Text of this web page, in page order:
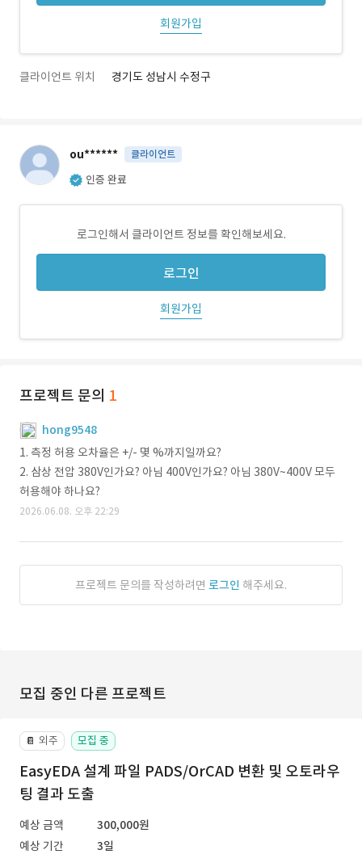
회원가입
클라이언트 위치 경기도 성남시 수정구
ou****** 클라이언트
인증 완료
로그인해서 클라이언트 정보를 확인해보세요.
로그인
회원가입
프로젝트 문의 1
hong9548
1. 측정 허용 오차율은 +/- 몇 %까지일까요?
2. 삼상 전압 380V인가요? 아님 400V인가요? 아님 380V~400V 모두
허용해야 하나요?
2026.06.08. 오후 22:29
프로젝트 문의를 작성하려면 로그인 해주세요.
모집 중인 다른 프로젝트
📔 외주 모집 중
EasyEDA 설계 파일 PADS/OrCAD 변환 및 오토라우
팅 결과 도출
예상 금액
300,000원
예상 기간
3일